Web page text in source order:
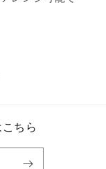
ちら